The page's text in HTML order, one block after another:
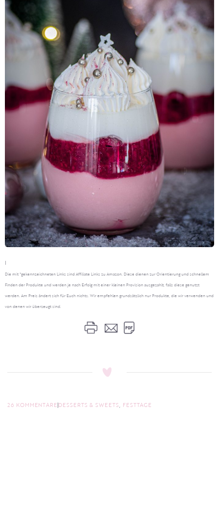
I
Die mit *gekennzeichneten Links sind Affiliate Links zu Amazon. Diese dienen zur Orientierung und schnellem
Finden der Produkte und werden je nach Erfolg mit einer kleinen Provision ausgezahlt, falls diese genutzt
werden. Am Preis ändert sich für Euch nichts. Wir empfehlen grundsätzlich nur Produkte, die wir verwenden und
von denen wir überzeugt sind.
26 KOMMENTAREDESSERTS & SWEETS, FESTTAGE